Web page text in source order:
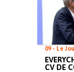
09 - Le
CV DE